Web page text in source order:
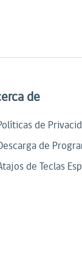
de
de
de
de Teclas